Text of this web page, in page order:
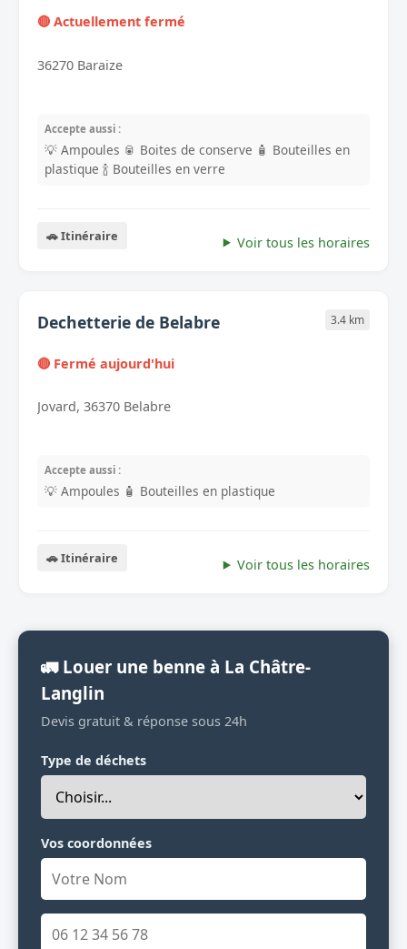
🔴 Actuellement fermé
36270 Baraize
Accepte aussi :
💡 Ampoules 🥫 Boites de conserve 🧴 Bouteilles en
plastique 🍾 Bouteilles en verre
🚗 Itinéraire Voir tous les horaires
Dechetterie de Belabre 3.4 km
🔴 Fermé aujourd'hui
Jovard, 36370 Belabre
Accepte aussi :
💡 Ampoules 🧴 Bouteilles en plastique
🚗 Itinéraire Voir tous les horaires
🚛 Louer une benne à La Châtre-
Langlin
Devis gratuit & réponse sous 24h
Type de déchets
Vos coordonnées